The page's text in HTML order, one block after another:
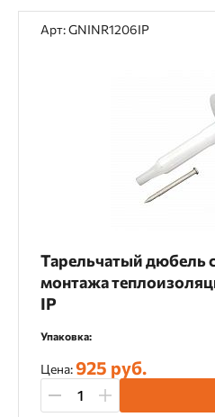
Арт: GNINR1206IP
Тарельчатый дюбель
монтажа
IP
Упаковка:
Цена:925 руб.